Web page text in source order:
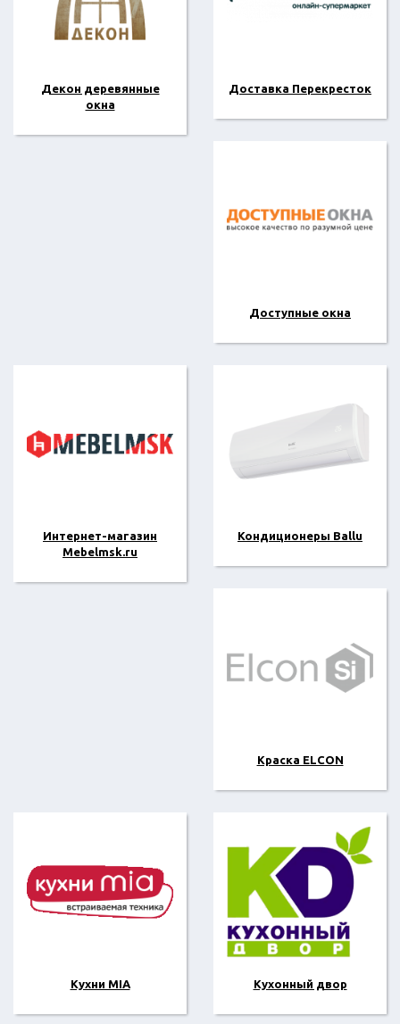
Декон деревянные
окна
Доставка Перекресток
Доступные окна
Интернет-магазин
Mebelmsk.ru
Кондиционеры Ballu
Краска ELCON
Кухни MIA Кухонный двор